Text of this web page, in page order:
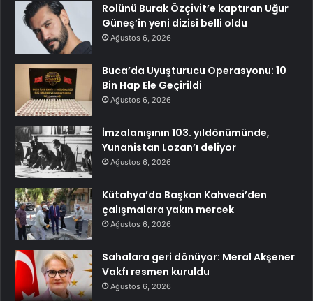
Rolünü Burak Özçivit’e kaptıran Uğur
Güneş’in yeni dizisi belli oldu
Ağustos 6, 2026
Buca’da Uyuşturucu Operasyonu: 10
Bin Hap Ele Geçirildi
Ağustos 6, 2026
İmzalanışının 103. yıldönümünde,
Yunanistan Lozan’ı deliyor
Ağustos 6, 2026
Kütahya’da Başkan Kahveci’den
çalışmalara yakın mercek
Ağustos 6, 2026
Sahalara geri dönüyor: Meral Akşener
Vakfı resmen kuruldu
Ağustos 6, 2026